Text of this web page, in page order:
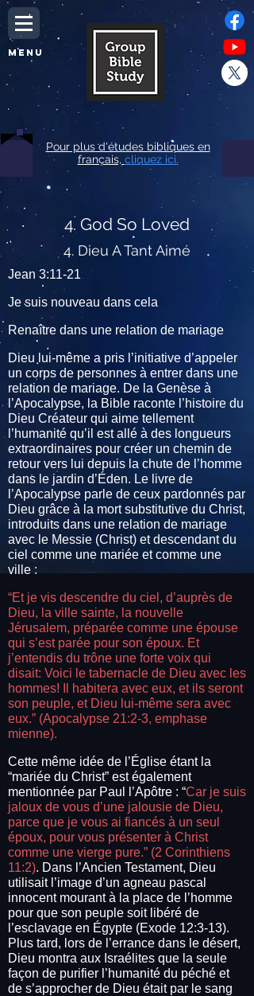
MENU
Pour plus d'études bibliques en
français, cliquez ici.
4. God So Loved
4. Dieu A Tant Aimé
Jean 3:11-21
Je suis nouveau dans cela
Renaître dans une relation de mariage
Dieu lui-même a pris l’initiative d’appeler
un corps de personnes à entrer dans une
relation de mariage. De la Genèse à
l’Apocalypse, la Bible raconte l’histoire du
Dieu Créateur qui aime tellement
l’humanité qu’il est allé à des longueurs
extraordinaires pour créer un chemin de
retour vers lui depuis la chute de l’homme
dans le jardin d’Éden. Le livre de
l’Apocalypse parle de ceux pardonnés par
Dieu grâce à la mort substitutive du Christ,
introduits dans une relation de mariage
avec le Messie (Christ) et descendant du
ciel comme une mariée et comme une
ville :
“Et je vis descendre du ciel, d’auprès de
Dieu, la ville sainte, la nouvelle
Jérusalem, préparée comme une épouse
qui s’est parée pour son époux. Et
j’entendis du trône une forte voix qui
disait: Voici le tabernacle de Dieu avec les
hommes! Il habitera avec eux, et ils seront
son peuple, et Dieu lui-même sera avec
eux.” (Apocalypse 21:2-3, emphase
mienne).
Cette même idée de l’Église étant la
“mariée du Christ” est également
mentionnée par Paul l’Apôtre : “Car je suis
jaloux de vous d’une jalousie de Dieu,
parce que je vous ai fiancés à un seul
époux, pour vous présenter à Christ
comme une vierge pure.” (2 Corinthiens
11:2). Dans l’Ancien Testament, Dieu
utilisait l’image d’un agneau pascal
innocent mourant à la place de l’homme
pour que son peuple soit libéré de
l’esclavage en Égypte (Exode 12:3-13).
Plus tard, lors de l’errance dans le désert,
Dieu montra aux Israélites que la seule
façon de purifier l’humanité du péché et
de s’approcher de Dieu était par le sang